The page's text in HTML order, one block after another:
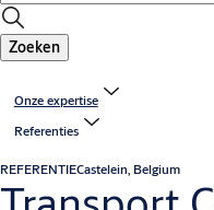
Zoeken
Onze expertise
Referenties
REFERENTIECastelein, Belgium